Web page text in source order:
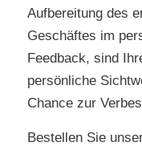
Aufbereitung des
Geschäftes im
Feedback, sind
persönliche
Chance zur
Bestellen Sie